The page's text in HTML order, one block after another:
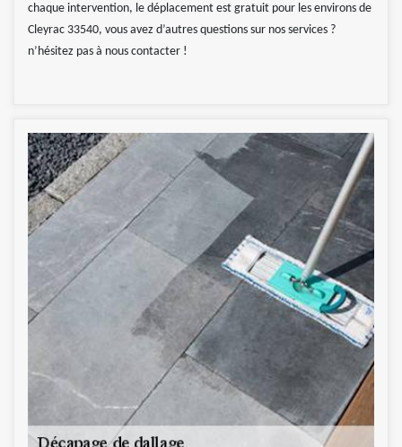
chaque intervention, le déplacement est gratuit pour les environs de
Cleyrac 33540, vous avez d’autres questions sur nos services ?
n’hésitez pas à nous contacter !